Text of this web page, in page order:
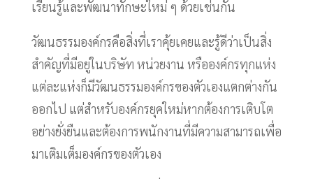
เรียนรู้และพัฒนาทักษะใหม่ ๆ ด้วยเช่นกัน
วัฒนธรรมองค์กรคือสิ่งที่เราคุ้ยเคยและรู้ดีว่าเป็นสิ่ง
สำคัญที่มีอยู่ในบริษัท หน่วยงาน หรือองค์กรทุกแห่ง
แต่ละแห่งก็มีวัฒนธรรมองค์กรของตัวเองแตกต่างกัน
ออกไป แต่สำหรับองค์กรยุคใหม่หากต้องการเติบโต
อย่างยั่งยืนและต้องการพนักงานที่มีความสามารถเพื่อ
มาเติมเต็มองค์กรของตัวเอง